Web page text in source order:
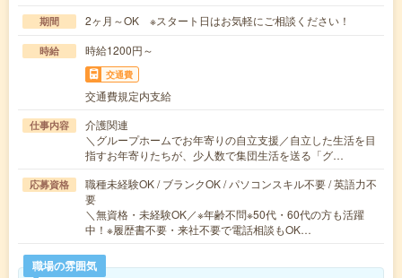
期間 2ヶ月～OK ※スタート日はお気軽にご相談ください！
時給 時給1200円～
交通費
交通費規定内支給
仕事内容
介護関連
＼グループホームでお年寄りの自立支援／自立した生活を目
指すお年寄りたちが、少人数で集団生活を送る「グ…
応募資格
職種未経験OK / ブランクOK / パソコンスキル不要 / 英語力不
要
＼無資格・未経験OK／※年齢不問※50代・60代の方も活躍
中！※履歴書不要・来社不要で電話相談もOK…
職場の雰囲気